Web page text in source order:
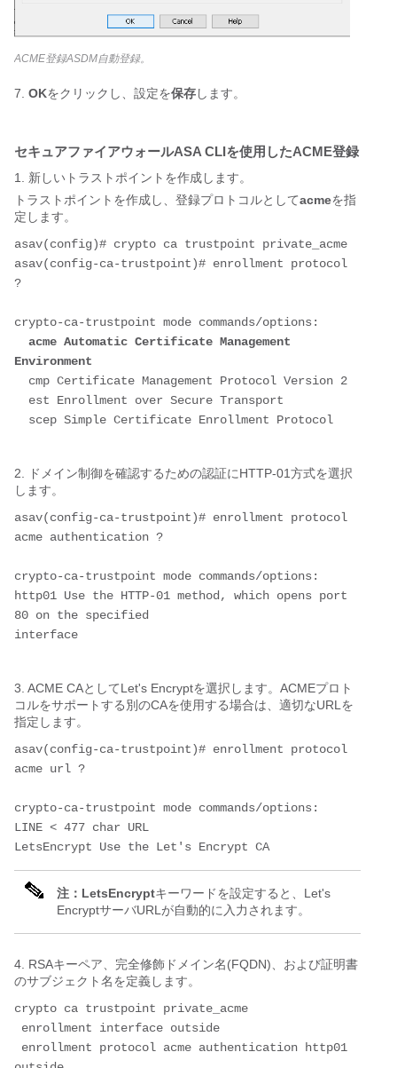
ACME登録ASDM自動登録。
7. OKをクリックし、設定を保存します。
セキュアファイアウォールASA CLIを使用したACME登録
1. 新しいトラストポイントを作成します。
トラストポイントを作成し、登録プロトコルとしてacmeを指
定します。
asav(config)# crypto ca trustpoint private_acme
asav(config-ca-trustpoint)# enrollment protocol
?
crypto-ca-trustpoint mode commands/options:
acme Automatic Certificate Management
Environment
  cmp Certificate Management Protocol Version 2
  est Enrollment over Secure Transport
  scep Simple Certificate Enrollment Protocol
2. ドメイン制御を確認するための認証にHTTP-01方式を選択
します。
asav(config-ca-trustpoint)# enrollment protocol
acme authentication ?
crypto-ca-trustpoint mode commands/options:
http01 Use the HTTP-01 method, which opens port
80 on the specified
interface
3. ACME CAとしてLet's Encryptを選択します。ACMEプロト
コルをサポートする別のCAを使用する場合は、適切なURLを
指定します。
asav(config-ca-trustpoint)# enrollment protocol
acme url ?
crypto-ca-trustpoint mode commands/options:
LINE < 477 char URL
LetsEncrypt Use the Let's Encrypt CA
注：LetsEncryptキーワードを設定すると、Let's
EncryptサーバURLが自動的に入力されます。
4. RSAキーペア、完全修飾ドメイン名(FQDN)、および証明書
のサブジェクト名を定義します。
crypto ca trustpoint private_acme
enrollment interface outside